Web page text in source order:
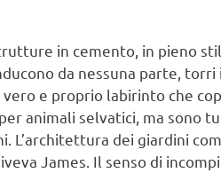
in cemento, in pieno
da nessuna parte, torri
e proprio labirinto che
animali selvatici, ma sono
L’architettura dei giardini
James. Il senso di